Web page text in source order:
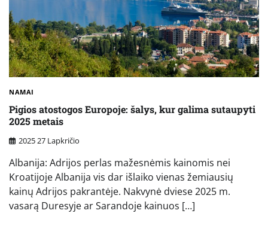
NAMAI
Pigios atostogos Europoje: šalys, kur galima sutaupyti
2025 metais
2025 27 Lapkričio
Albanija: Adrijos perlas mažesnėmis kainomis nei
Kroatijoje Albanija vis dar išlaiko vienas žemiausių
kainų Adrijos pakrantėje. Nakvynė dviese 2025 m.
vasarą Duresyje ar Sarandoje kainuos […]